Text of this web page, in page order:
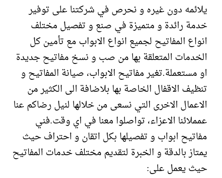
يلائمه دون غيره و نحرص في شركتنا على توفير
خدمة رائدة و متميزة في صنع و تفصيل مختلف
انواع المفاتيح لجميع انواع الابواب مع تأمين كل
الخدمات المتعلقة بها من صب و نسخ مفاتيح جديدة
او مستعملة.تغير مفاتيح الابواب، صيانة المفاتيح و
تنظيف الاقفال الخاصة بها بلاضافة الى الكثير من
الاعمال الاخرى التي نسعى من خلالها لنيل رضاكم عنا
عمملائنا الاعزاء، تواصلوا معنا في اي وقت.فني
مفاتيح ابواب و تفصيلها بكل اتقان و احتراف حيث
يمتاز بالدقة و الخبرة لتقديم مختلف خدمات المفاتيح
حيث يعمل على: